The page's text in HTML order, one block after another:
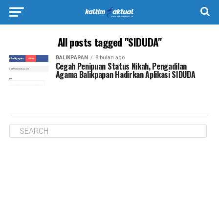
All posts tagged "SIDUDA"
BALIKPAPAN 8 bulan ago
Cegah Penipuan Status Nikah, Pengadilan
Agama Balikpapan Hadirkan Aplikasi SIDUDA